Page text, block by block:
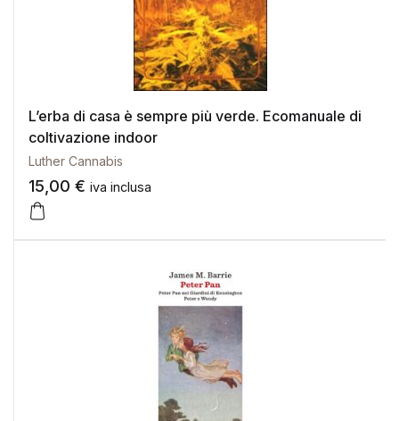
L’erba di casa è sempre più verde. Ecomanuale di
coltivazione indoor
Luther Cannabis
15,00 € iva inclusa